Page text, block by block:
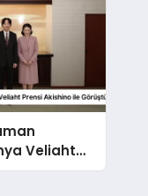
Veliaht
Görüştü